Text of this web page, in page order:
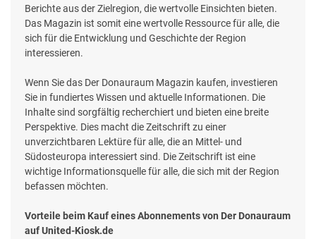
Berichte aus der Zielregion, die wertvolle Einsichten bieten.
Das Magazin ist somit eine wertvolle Ressource für alle, die
sich für die Entwicklung und Geschichte der Region
interessieren.
Wenn Sie das Der Donauraum Magazin kaufen, investieren
Sie in fundiertes Wissen und aktuelle Informationen. Die
Inhalte sind sorgfältig recherchiert und bieten eine breite
Perspektive. Dies macht die Zeitschrift zu einer
unverzichtbaren Lektüre für alle, die an Mittel- und
Südosteuropa interessiert sind. Die Zeitschrift ist eine
wichtige Informationsquelle für alle, die sich mit der Region
befassen möchten.
Vorteile beim Kauf eines Abonnements von Der Donauraum
auf United-Kiosk.de